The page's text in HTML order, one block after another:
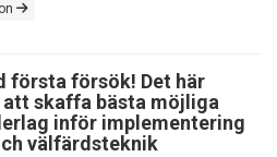
första försök! Det här
att skaffa bästa möjliga
inför implementering
välfärdsteknik